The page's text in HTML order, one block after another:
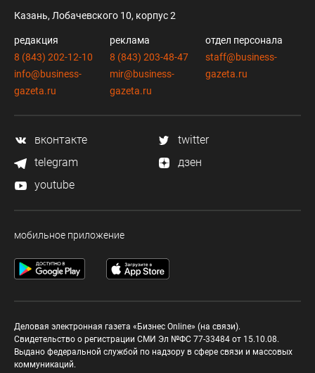
Казань, Лобачевского 10, корпус 2
редакция
8 (843) 202-12-10
info@business-
gazeta.ru
реклама
8 (843) 203-48-47
mir@business-
gazeta.ru
отдел персонала
staff@business-
gazeta.ru
вконтакте
twitter
telegram
дзен
youtube
мобильное приложение
Деловая электронная газета «Бизнес Online» (на связи).
Свидетельство о регистрации СМИ Эл №ФС 77-33484 от 15.10.08.
Выдано федеральной службой по надзору в сфере связи и массовых
коммуникаций.